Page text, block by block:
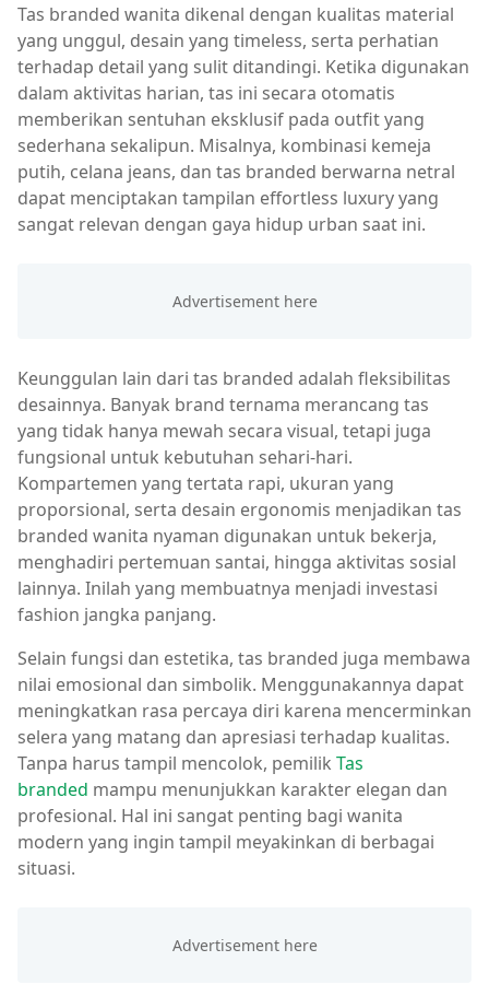
Tas branded wanita dikenal dengan kualitas material
yang unggul, desain yang timeless, serta perhatian
terhadap detail yang sulit ditandingi. Ketika digunakan
dalam aktivitas harian, tas ini secara otomatis
memberikan sentuhan eksklusif pada outfit yang
sederhana sekalipun. Misalnya, kombinasi kemeja
putih, celana jeans, dan tas branded berwarna netral
dapat menciptakan tampilan effortless luxury yang
sangat relevan dengan gaya hidup urban saat ini.
Keunggulan lain dari tas branded adalah fleksibilitas
desainnya. Banyak brand ternama merancang tas
yang tidak hanya mewah secara visual, tetapi juga
fungsional untuk kebutuhan sehari-hari.
Kompartemen yang tertata rapi, ukuran yang
proporsional, serta desain ergonomis menjadikan tas
branded wanita nyaman digunakan untuk bekerja,
menghadiri pertemuan santai, hingga aktivitas sosial
lainnya. Inilah yang membuatnya menjadi investasi
fashion jangka panjang.
Selain fungsi dan estetika, tas branded juga membawa
nilai emosional dan simbolik. Menggunakannya dapat
meningkatkan rasa percaya diri karena mencerminkan
selera yang matang dan apresiasi terhadap kualitas.
Tanpa harus tampil mencolok, pemilik Tas
branded mampu menunjukkan karakter elegan dan
profesional. Hal ini sangat penting bagi wanita
modern yang ingin tampil meyakinkan di berbagai
situasi.